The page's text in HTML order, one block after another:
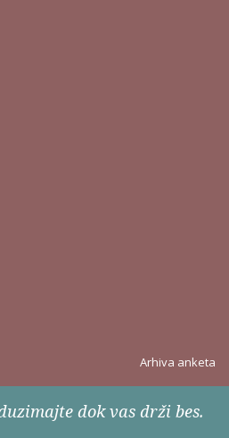
Arhiva anketa
dok vas drži bes.